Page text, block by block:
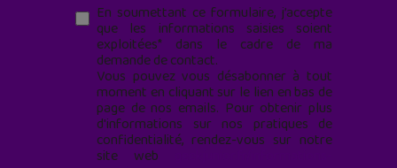
En soumettant ce formulaire, j’accepte
que les informations saisies soient
exploitées* dans le cadre de ma
demande de contact.
Vous pouvez vous désabonner à tout
moment en cliquant sur le lien en bas de
page de nos emails. Pour obtenir plus
d'informations sur nos pratiques de
confidentialité, rendez-vous sur notre
site web